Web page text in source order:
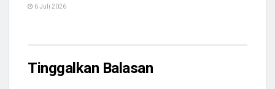
6 Juli 2026
Tinggalkan Balasan